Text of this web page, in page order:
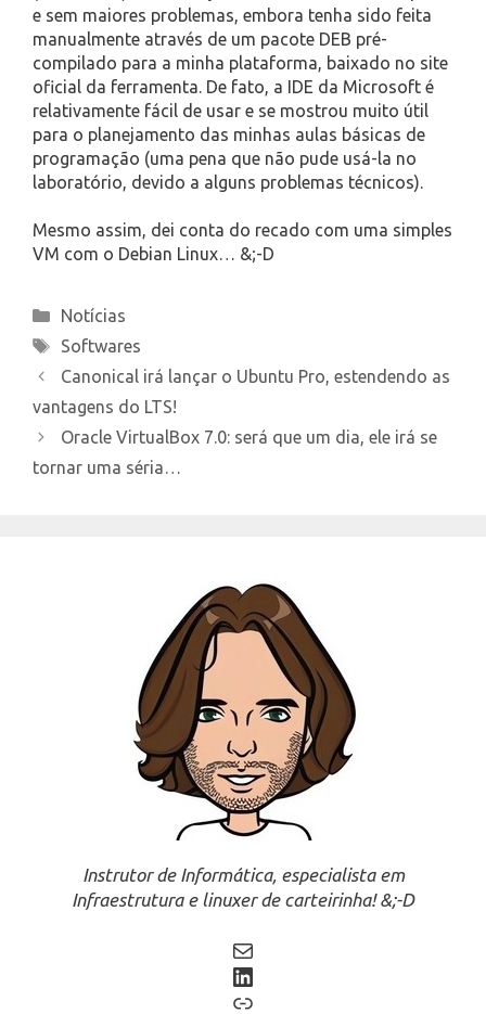
e sem maiores problemas, embora tenha sido feita
manualmente através de um pacote DEB pré-
compilado para a minha plataforma, baixado no site
oficial da ferramenta. De fato, a IDE da Microsoft é
relativamente fácil de usar e se mostrou muito útil
para o planejamento das minhas aulas básicas de
programação (uma pena que não pude usá-la no
laboratório, devido a alguns problemas técnicos).
Mesmo assim, dei conta do recado com uma simples
VM com o Debian Linux… &;-D
Categories
Notícias
Tags
Softwares
Canonical irá lançar o Ubuntu Pro, estendendo as
vantagens do LTS!
Oracle VirtualBox 7.0: será que um dia, ele irá se
tornar uma séria…
Instrutor de Informática, especialista em
Infraestrutura e linuxer de carteirinha! &;-D
Mail
LinkedIn
Link